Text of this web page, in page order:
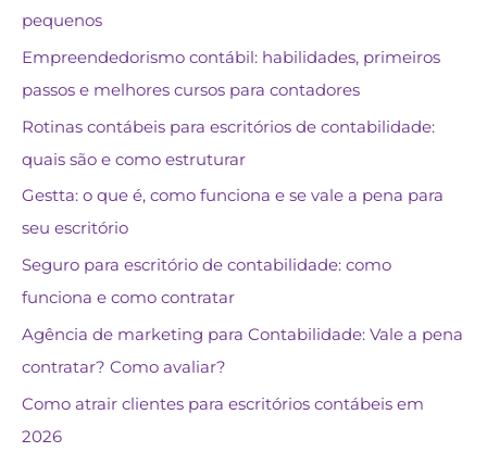
pequenos
Empreendedorismo contábil: habilidades, primeiros
passos e melhores cursos para contadores
Rotinas contábeis para escritórios de contabilidade:
quais são e como estruturar
Gestta: o que é, como funciona e se vale a pena para
seu escritório
Seguro para escritório de contabilidade: como
funciona e como contratar
Agência de marketing para Contabilidade: Vale a pena
contratar? Como avaliar?
Como atrair clientes para escritórios contábeis em
2026